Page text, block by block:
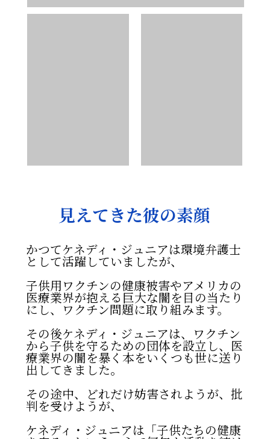
見えてきた彼の素顔
かつてケネディ・ジュニアは環境弁護士
として活躍していましたが、
子供用ワクチンの健康被害やアメリカの
医療業界が抱える巨大な闇を目の当たり
にし、ワクチン問題に取り組みます。
その後ケネディ・ジュニアは、ワクチン
から子供を守るための団体を設立し、 医
療業界の闇を暴く本をいくつも世に送り
出してきました。
その途中、どれだけ妨害されようが、批
判を受けようが、
ケネディ・ジュニアは「子供たちの健康